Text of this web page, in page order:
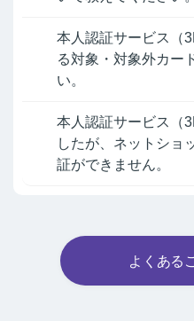
本人認証サービス（
る対象・対象外カー
い。
本人認証サービス（
したが、ネットショ
証ができません。
よくある